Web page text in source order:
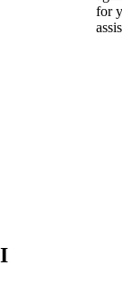
for